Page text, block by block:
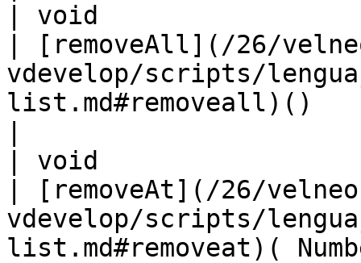
| void
| [removeAll](/26/
vdevelop/scripts/
list.md#removeall)()
| void
| [removeAt](/26/
vdevelop/scripts/
list.md#removeat)(